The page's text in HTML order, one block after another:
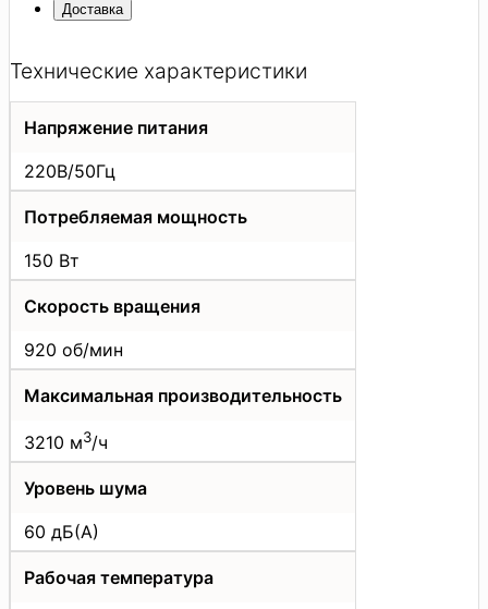
Доставка
Технические характеристики
Напряжение питания
220В/50Гц
Потребляемая мощность
150 Вт
Скорость вращения
920 об/мин
Максимальная производительность
3210 м3/ч
Уровень шума
60 дБ(А)
Рабочая температура